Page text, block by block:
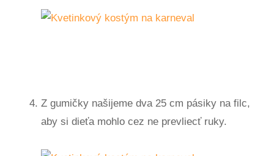
Z gumičky našijeme dva 25 cm pásiky na filc,
aby si dieťa mohlo cez ne prevliecť ruky.